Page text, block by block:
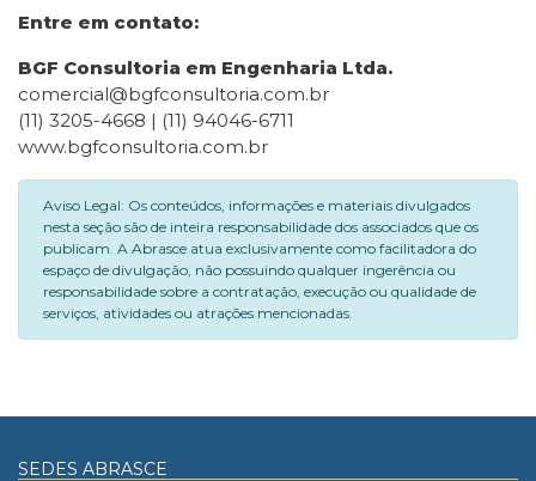
Entre em contato:
BGF Consultoria em Engenharia Ltda.
comercial@bgfconsultoria.com.br
(11) 3205-4668 | (11) 94046-6711
www.bgfconsultoria.com.br
Aviso Legal: Os conteúdos, informações e materiais divulgados
nesta seção são de inteira responsabilidade dos associados que os
publicam. A Abrasce atua exclusivamente como facilitadora do
espaço de divulgação, não possuindo qualquer ingerência ou
responsabilidade sobre a contratação, execução ou qualidade de
serviços, atividades ou atrações mencionadas.
SEDES ABRASCE